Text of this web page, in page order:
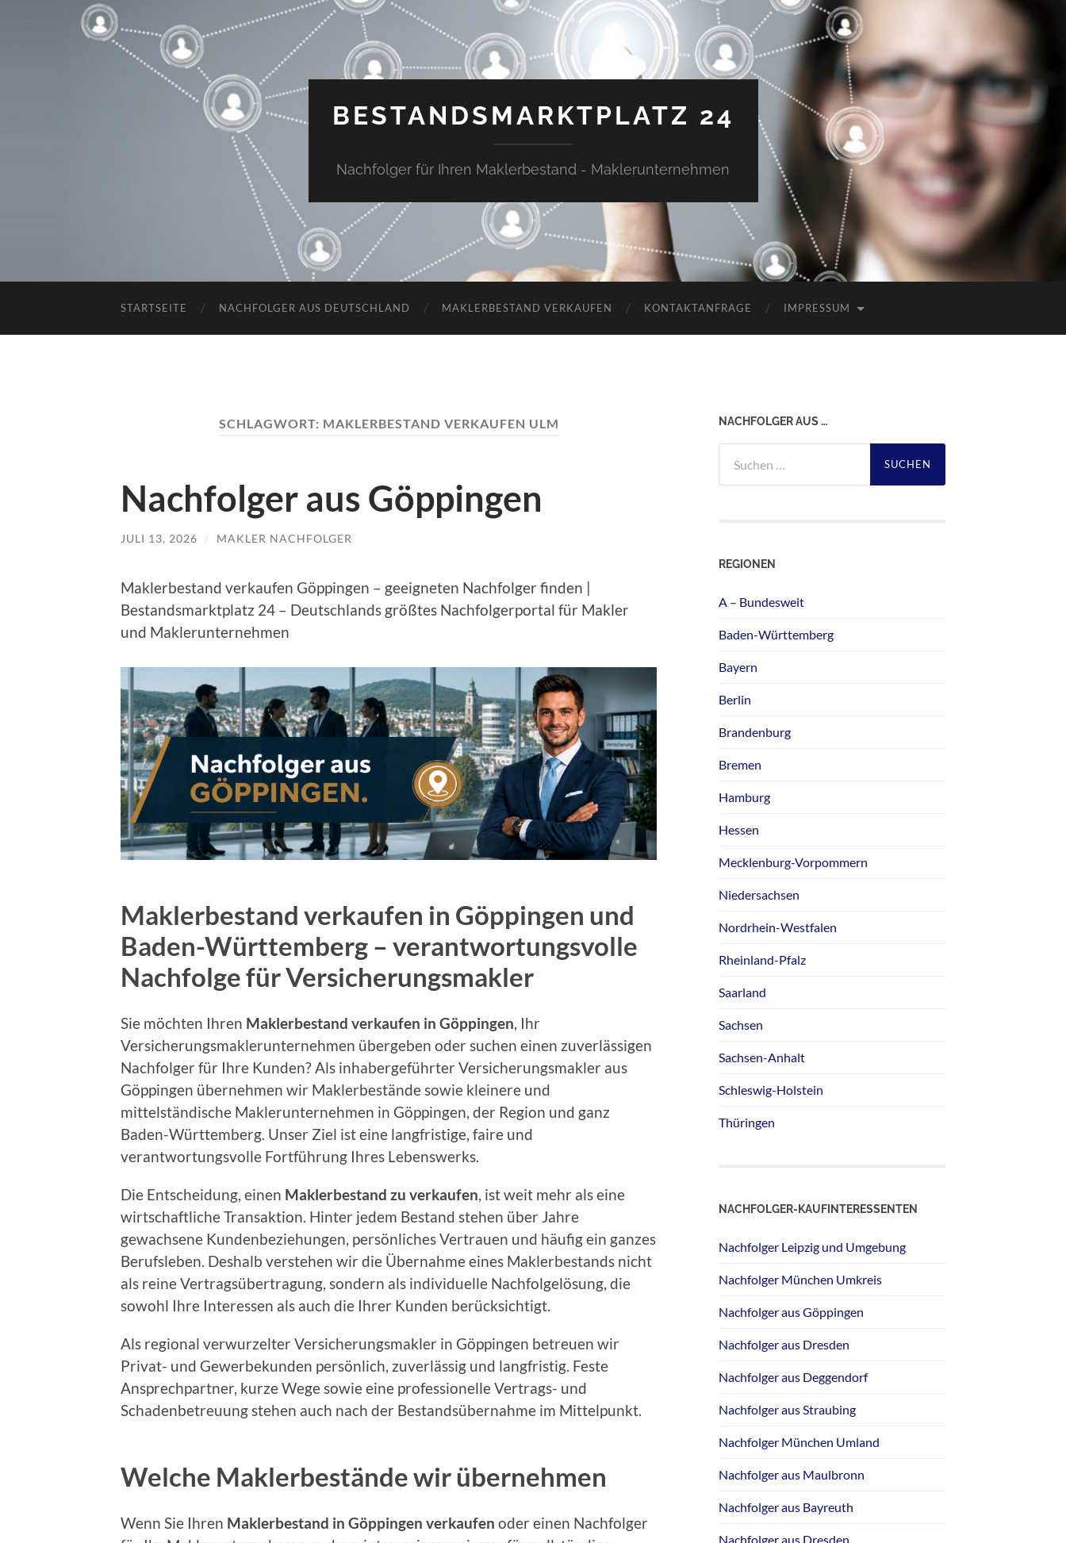
BESTANDSMARKTPLATZ 24
Nachfolger für Ihren Maklerbestand - Maklerunternehmen
STARTSEITE NACHFOLGER AUS DEUTSCHLAND MAKLERBESTAND VERKAUFEN KONTAKTANFRAGE IMPRESSUM
SCHLAGWORT: MAKLERBESTAND VERKAUFEN ULM
Nachfolger aus Göppingen
JULI 13, 2026 / MAKLER NACHFOLGER
Maklerbestand verkaufen Göppingen – geeigneten Nachfolger finden |
Bestandsmarktplatz 24 – Deutschlands größtes Nachfolgerportal für Makler
und Maklerunternehmen
Maklerbestand verkaufen in Göppingen und
Baden-Württemberg – verantwortungsvolle
Nachfolge für Versicherungsmakler
Sie möchten Ihren Maklerbestand verkaufen in Göppingen , Ihr
Versicherungsmaklerunternehmen übergeben oder suchen einen zuverlässigen
Nachfolger für Ihre Kunden? Als inhabergeführter Versicherungsmakler aus
Göppingen übernehmen wir Maklerbestände sowie kleinere und
mittelständische Maklerunternehmen in Göppingen, der Region und ganz
Baden-Württemberg. Unser Ziel ist eine langfristige, faire und
verantwortungsvolle Fortführung Ihres Lebenswerks.
Die Entscheidung, einen Maklerbestand zu verkaufen , ist weit mehr als eine
wirtschaftliche Transaktion. Hinter jedem Bestand stehen über Jahre
gewachsene Kundenbeziehungen, persönliches Vertrauen und häufig ein ganzes
Berufsleben. Deshalb verstehen wir die Übernahme eines Maklerbestands nicht
als reine Vertragsübertragung, sondern als individuelle Nachfolgelösung, die
sowohl Ihre Interessen als auch die Ihrer Kunden berücksichtigt.
Als regional verwurzelter Versicherungsmakler in Göppingen betreuen wir
Privat- und Gewerbekunden persönlich, zuverlässig und langfristig. Feste
Ansprechpartner, kurze Wege sowie eine professionelle Vertrags- und
Schadenbetreuung stehen auch nach der Bestandsübernahme im Mittelpunkt.
Welche Maklerbestände wir übernehmen
Wenn Sie Ihren Maklerbestand in Göppingen verkaufen oder einen Nachfolger
NACHFOLGER AUS …
nach:
REGIONEN
A – Bundesweit
Baden-Württemberg
Bayern
Berlin
Brandenburg
Bremen
Hamburg
Hessen
Mecklenburg-Vorpommern
Niedersachsen
Nordrhein-Westfalen
Rheinland-Pfalz
Saarland
Sachsen
Sachsen-Anhalt
Schleswig-Holstein
Thüringen
NACHFOLGER-KAUFINTERESSENTEN
Nachfolger Leipzig und Umgebung
Nachfolger München Umkreis
Nachfolger aus Göppingen
Nachfolger aus Dresden
Nachfolger aus Deggendorf
Nachfolger aus Straubing
Nachfolger München Umland
Nachfolger aus Maulbronn
Nachfolger aus Bayreuth
Nachfolger aus Dresden